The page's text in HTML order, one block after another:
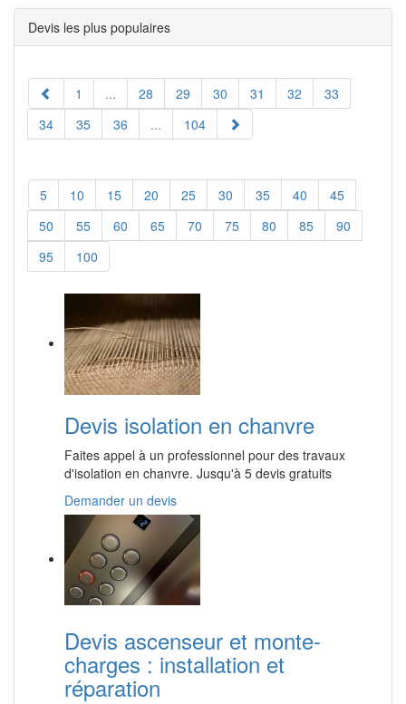
Devis les plus populaires
1 ... 28 29 30 31 32
33
34
35 36 ... 104
5 10 15 20 25 30 35 40
45
50
55 60 65 70 75 80 85
90
95
100
Devis isolation en chanvre
Faites appel à un professionnel pour des travaux
d'isolation en chanvre. Jusqu'à 5 devis gratuits
Demander un devis
Devis ascenseur et monte-
charges : installation et
réparation